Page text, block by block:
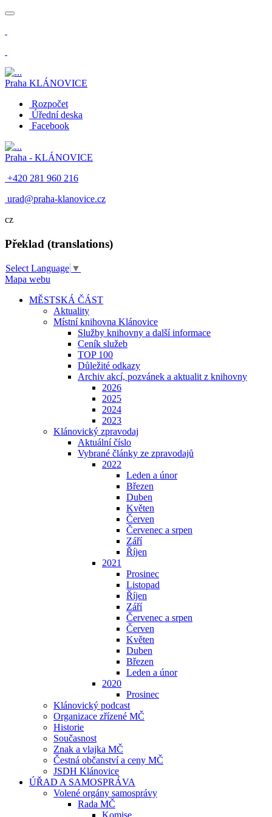
Praha KLÁNOVICE
Rozpočet
Úřední deska
Facebook
Praha - KLÁNOVICE
+420 281 960 216
urad@praha-klanovice.cz
cz
Překlad (translations)
Select Language ▼
Mapa webu
MĚSTSKÁ ČÁST
Aktuality
Místní knihovna Klánovice
Služby knihovny a další informace
Ceník služeb
TOP 100
Důležité odkazy
Archiv akcí, pozvánek a aktualit z knihovny
2026
2025
2024
2023
Klánovický zpravodaj
Aktuální číslo
Vybrané články ze zpravodajů
2022
Leden a únor
Březen
Duben
Květen
Červen
Červenec a srpen
Září
Říjen
2021
Prosinec
Listopad
Říjen
Září
Červenec a srpen
Červen
Květen
Duben
Březen
Leden a únor
2020
Prosinec
Klánovický podcast
Organizace zřízené MČ
Historie
Současnost
Znak a vlajka MČ
Čestná občanství a ceny MČ
JSDH Klánovice
ÚŘAD A SAMOSPRÁVA
Volené orgány samosprávy
Rada MČ
Komise